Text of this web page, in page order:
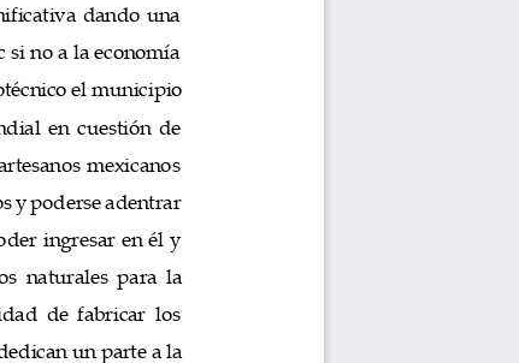
dando una
no a la economía
el municipio
en cuestión de
mexicanos
y poderse adentrar
ingresar en él y
naturales para la
de fabricar los
un parte a la